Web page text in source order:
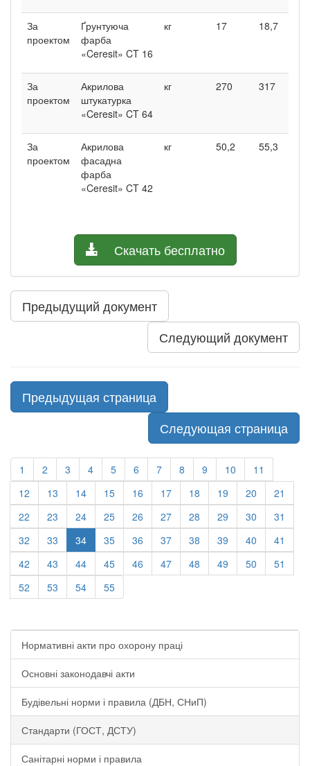
За
проектом
Ґрунтуюча
фарба
«Ceresit» CT 16
кг 17 18,7
За
проектом
Акрилова
штукатурка
«Ceresit» CT 64
кг 270 317
За
проектом
Акрилова
фасадна
фарба
«Ceresit» CT 42
кг 50,2 55,3
Скачать бесплатно
Предыдущий документ
Следующий документ
Предыдущая страница
Следующая страница
1 2 3 4 5 6 7 8 9 10
11
12
13 14 15 16 17 18 19 20
21
22
23 24 25 26 27 28 29 30
31
32
33 34 35 36 37 38 39 40
41
42
43 44 45 46 47 48 49 50
51
52
53 54 55
Нормативні акти про охорону праці
Основні законодавчі акти
Будівельні норми і правила (ДБН, СНиП)
Стандарти (ГОСТ, ДСТУ)
Санітарні норми і правила